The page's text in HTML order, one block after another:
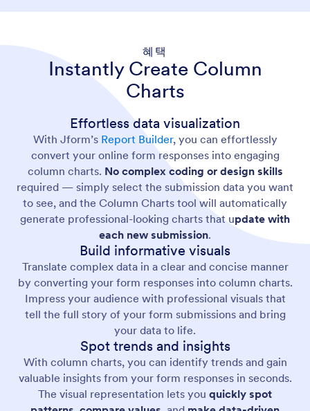
혜택
Instantly Create Column
Charts
Effortless data visualization
With Jform’s Report Builder, you can effortlessly
convert your online form responses into engaging
column charts. No complex coding or design skills
required — simply select the submission data you want
to see, and the Column Charts tool will automatically
generate professional-looking charts that update with
each new submission.
Build informative visuals
Translate complex data in a clear and concise manner
by converting your form responses into column charts.
Impress your audience with professional visuals that
tell the full story of your form submissions and bring
your data to life.
Spot trends and insights
With column charts, you can identify trends and gain
valuable insights from your form responses in seconds.
The visual representation lets you quickly spot